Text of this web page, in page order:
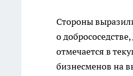
Стороны
о
отмечается в
бизнесменов на